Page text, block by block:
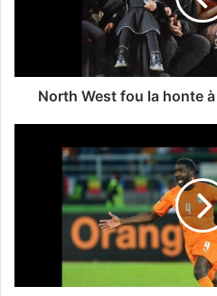
North West fou la honte